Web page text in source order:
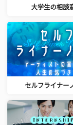
大学生の相談
セルフライナー